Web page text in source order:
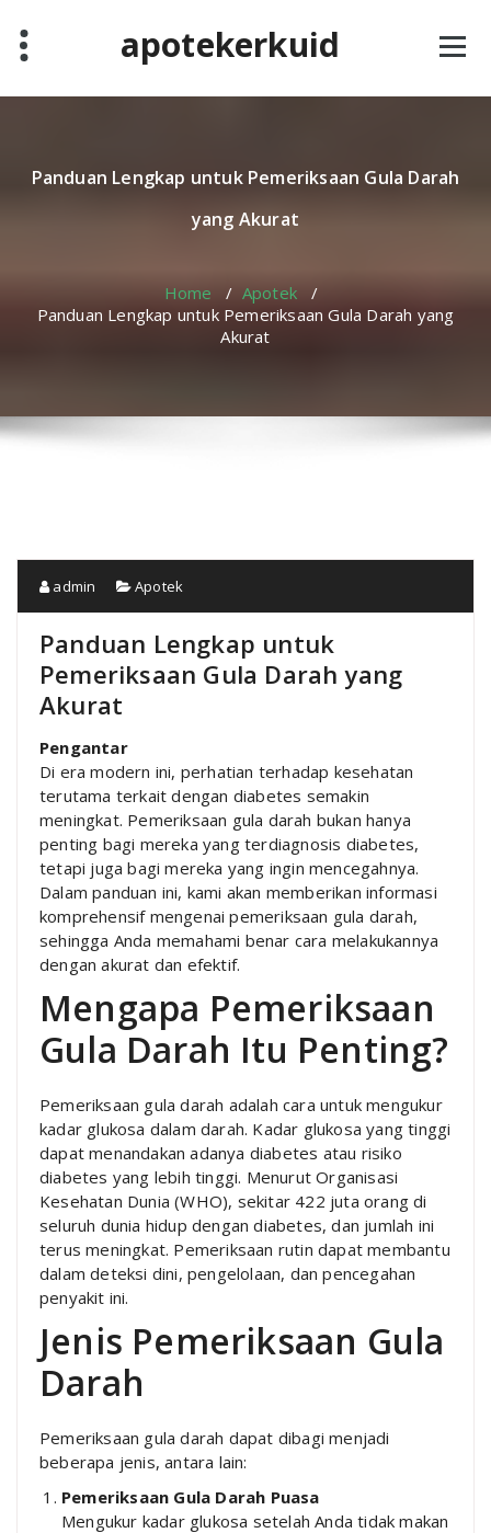
content
apotekerkuid
Panduan Lengkap untuk Pemeriksaan Gula Darah
yang Akurat
Home / Apotek /
Panduan Lengkap untuk Pemeriksaan Gula Darah yang
Akurat
admin Apotek
Panduan Lengkap untuk
Pemeriksaan Gula Darah yang
Akurat
Pengantar
Di era modern ini, perhatian terhadap kesehatan
terutama terkait dengan diabetes semakin
meningkat. Pemeriksaan gula darah bukan hanya
penting bagi mereka yang terdiagnosis diabetes,
tetapi juga bagi mereka yang ingin mencegahnya.
Dalam panduan ini, kami akan memberikan informasi
komprehensif mengenai pemeriksaan gula darah,
sehingga Anda memahami benar cara melakukannya
dengan akurat dan efektif.
Mengapa Pemeriksaan
Gula Darah Itu Penting?
Pemeriksaan gula darah adalah cara untuk mengukur
kadar glukosa dalam darah. Kadar glukosa yang tinggi
dapat menandakan adanya diabetes atau risiko
diabetes yang lebih tinggi. Menurut Organisasi
Kesehatan Dunia (WHO), sekitar 422 juta orang di
seluruh dunia hidup dengan diabetes, dan jumlah ini
terus meningkat. Pemeriksaan rutin dapat membantu
dalam deteksi dini, pengelolaan, dan pencegahan
penyakit ini.
Jenis Pemeriksaan Gula
Darah
Pemeriksaan gula darah dapat dibagi menjadi
beberapa jenis, antara lain:
Pemeriksaan Gula Darah Puasa
Mengukur kadar glukosa setelah Anda tidak makan